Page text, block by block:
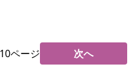
10ページ 次へ